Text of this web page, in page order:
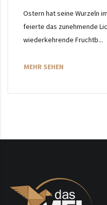
Ostern hat seine Wurzeln
feierte das zunehmende
wiederkehrende Fruchtb...
MEHR SEHEN